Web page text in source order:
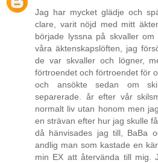
Jag har mycket glädje och
clare, varit nöjd med mitt
började lyssna på skvaller
våra äktenskapslöften, jag
de var skvaller och lögner,
förtroendet och förtroendet för
och ansökte sedan om
separerade. år efter vår
normalt liv utan honom men
en strävan efter hur jag skulle
då hänvisades jag till, BaBa
andlig man som kastade en
min EX att återvända till mig.